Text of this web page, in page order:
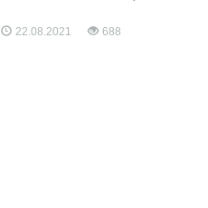
Ancaq bütün bunlar məğlubiyyətə səbəb
deyil. Sadəcə, vaxta ehtiyacımız var".
22.08.2021 688